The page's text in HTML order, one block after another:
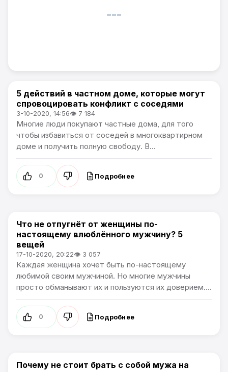
Жизнь
5 действий в частном доме, которые могут
спровоцировать конфликт с соседями
3-10-2020, 14:56👁 7 184
Многие люди покупают частные дома, для того
чтобы избавиться от соседей в многоквартирном
доме и получить полную свободу. В...
0 Подробнее
Жизнь
Что не отпугнёт от женщины по-
настоящему влюблённого мужчину? 5
вещей
17-10-2020, 20:22👁 3 057
Каждая женщина хочет быть по-настоящему
любимой своим мужчиной. Но многие мужчины
просто обманывают их и пользуются их доверием....
0 Подробнее
Жизнь
Почему не стоит брать с собой мужа на